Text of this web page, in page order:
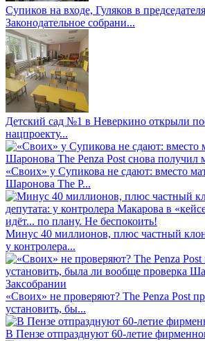
Супиков на входе, Гуляков в
Законодательное собрани...
Детский сад №1 в Неверкино открыли
нацпроекту...
«Своих» у Супикова не сдают: вместо
Шаронова The P...
Минус 40 миллионов, плюс частный клон
у контролера...
«Своих» не проверяют? The Penza Post
установить, бы...
В Пензе отпразднуют 60-летие